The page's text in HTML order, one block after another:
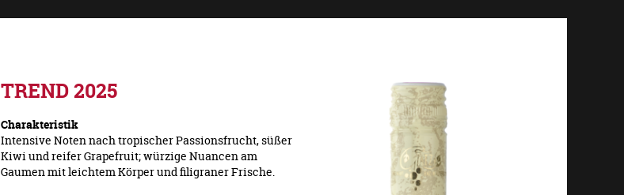
TREND 2025
Charakteristik
Intensive Noten nach tropischer Passionsfrucht, süßer
Kiwi und reifer Grapefruit; würzige Nuancen am
Gaumen mit leichtem Körper und filigraner Frische.